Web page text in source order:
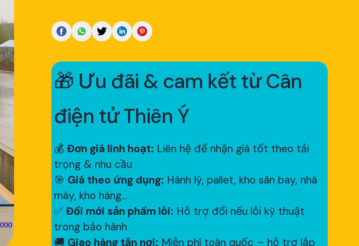
🎁 Ưu đãi & cam kết từ Cân
điện tử Thiên Ý
💰 Đơn giá linh hoạt: Liên hệ để nhận giá tốt theo tải
trọng & nhu cầu
🎯 Giá theo ứng dụng: Hành lý, pallet, kho sân bay, nhà
máy, kho hàng...
✅ Đổi mới sản phẩm lỗi: Hỗ trợ đổi nếu lỗi kỹ thuật
trong bảo hành
🚚 Giao hàng tận nơi: Miễn phí toàn quốc – hỗ trợ lắp